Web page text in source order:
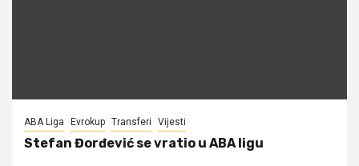
ABA Liga Evrokup Transferi Vijesti
Stefan Đorđević se vratio u ABA ligu